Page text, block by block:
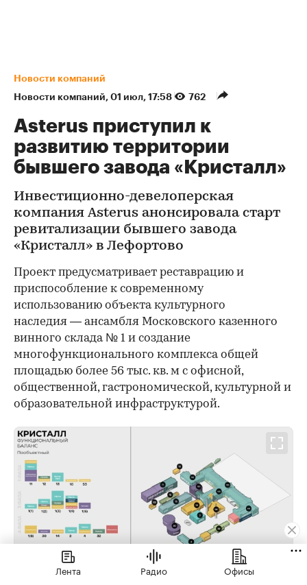
Новости компаний
Новости компаний⁠, 01 июл, 17:58 762
Asterus приступил к
развитию территории
бывшего завода «Кристалл»
Инвестиционно-девелоперская
компания Asterus анонсировала старт
ревитализации бывшего завода
«Кристалл» в Лефортово
Проект предусматривает реставрацию и
приспособление к современному
использованию объекта культурного
наследия — ансамбля Московского казенного
винного склада № 1 и создание
многофункционального комплекса общей
площадью более 56 тыс. кв. м с офисной,
общественной, гастрономической, культурной и
образовательной инфраструктурой.
Лента Радио Офисы